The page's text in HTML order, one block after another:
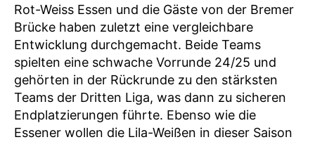
Rot-Weiss Essen und die Gäste von der Bremer
Brücke haben zuletzt eine vergleichbare
Entwicklung durchgemacht. Beide Teams
spielten eine schwache Vorrunde 24/25 und
gehörten in der Rückrunde zu den stärksten
Teams der Dritten Liga, was dann zu sicheren
Endplatzierungen führte. Ebenso wie die
Essener wollen die Lila-Weißen in dieser Saison